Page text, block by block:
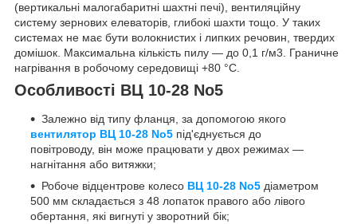
(вертикальні малогабаритні шахтні печі), вентиляційну
систему зернових елеваторів, глибокі шахти тощо. У таких
системах не має бути волокнистих і липких речовин, твердих
домішок. Максимальна кількість пилу — до 0,1 г/м3. Граничне
нагрівання в робочому середовищі +80 °C.
Особливості ВЦ 10-28 No5
Залежно від типу фланця, за допомогою якого
вентилятор ВЦ 10-28 No5 під'єднується до
повітроводу, він може працювати у двох режимах —
нагнітання або витяжки;
Робоче відцентрове колесо ВЦ 10-28 No5 діаметром
500 мм складається з 48 лопаток правого або лівого
обертання, які вигнуті у зворотний бік;